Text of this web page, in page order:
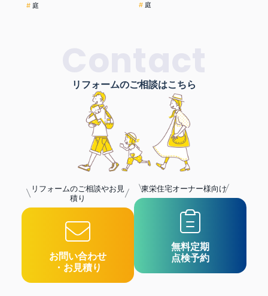
庭
庭
リフォームのご相談はこちら
リフォームのご相談やお見
積り
お問い合わせ
・お見積り
東栄住宅オーナー様向け
無料定期
点検予約